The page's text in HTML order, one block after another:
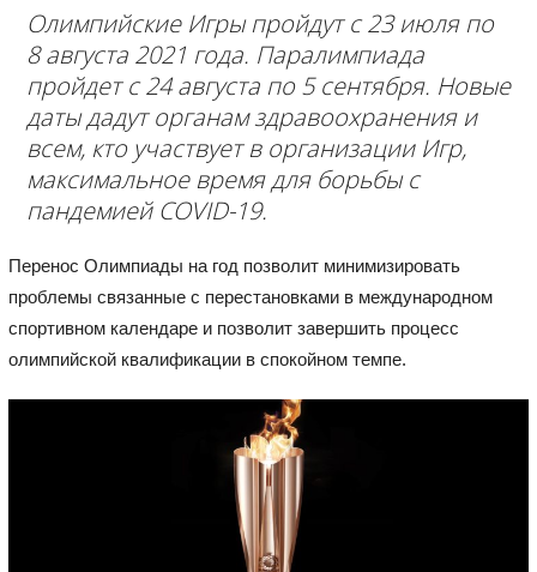
Олимпийские Игры пройдут с 23 июля по
8 августа 2021 года. Паралимпиада
пройдет с 24 августа по 5 сентября. Новые
даты дадут органам здравоохранения и
всем, кто участвует в организации Игр,
максимальное время для борьбы с
пандемией COVID-19.
Перенос Олимпиады на год позволит минимизировать
проблемы связанные с перестановками в международном
спортивном календаре и позволит завершить процесс
олимпийской квалификации в спокойном темпе.